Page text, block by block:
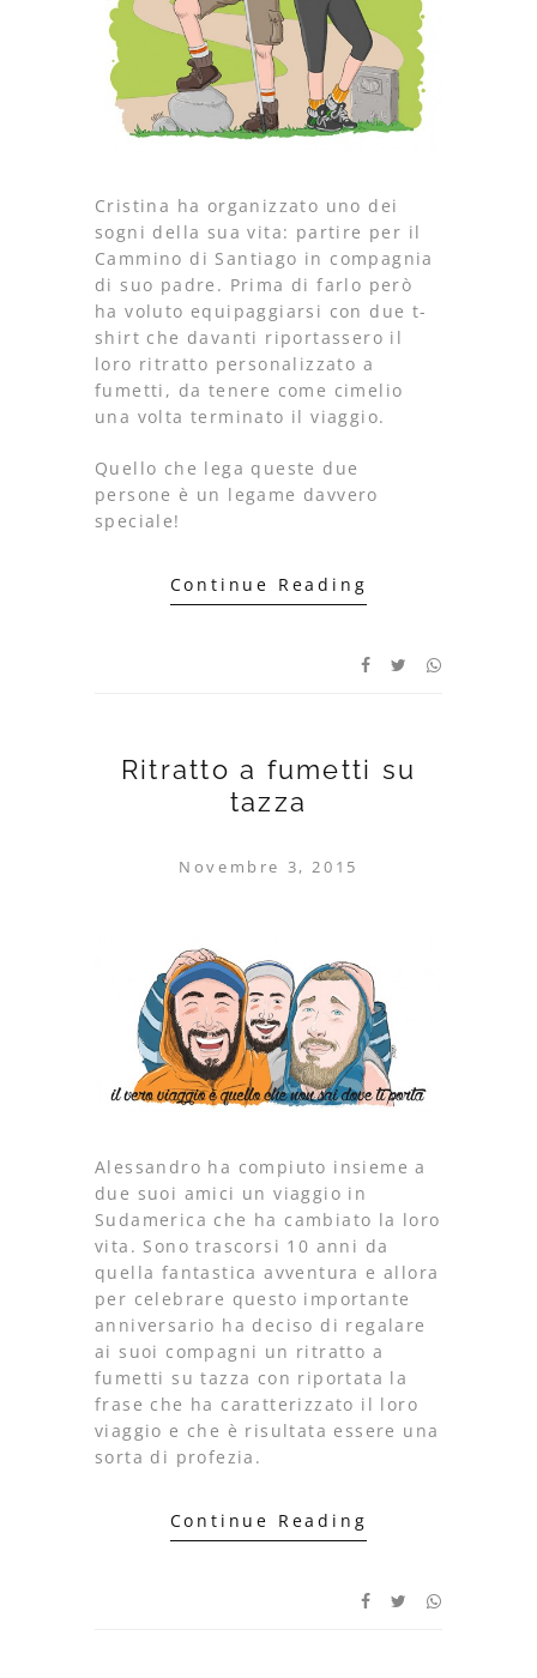
Cristina ha organizzato uno dei
sogni della sua vita: partire per il
Cammino di Santiago in compagnia
di suo padre. Prima di farlo però
ha voluto equipaggiarsi con due t-
shirt che davanti riportassero il
loro ritratto personalizzato a
fumetti, da tenere come cimelio
una volta terminato il viaggio.
Quello che lega queste due
persone è un legame davvero
speciale!
Continue Reading
Ritratto a fumetti su
tazza
Novembre 3, 2015
Alessandro ha compiuto insieme a
due suoi amici un viaggio in
Sudamerica che ha cambiato la loro
vita. Sono trascorsi 10 anni da
quella fantastica avventura e allora
per celebrare questo importante
anniversario ha deciso di regalare
ai suoi compagni un ritratto a
fumetti su tazza con riportata la
frase che ha caratterizzato il loro
viaggio e che è risultata essere una
sorta di profezia.
Continue Reading